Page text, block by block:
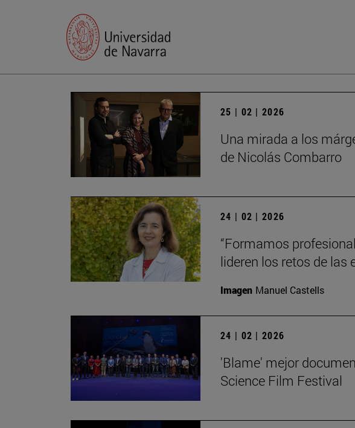
25 | 02 | 2026
Una mirada a los
de Nicolás Combarro
24 | 02 | 2026
“Formamos
lideren los retos de las
Imagen Manuel Castells
24 | 02 | 2026
'Blame' mejor
Science Film Festival